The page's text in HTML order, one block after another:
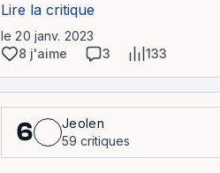
Lire la critique
le 20 janv. 2023
8 j'aime
3 133
6
Jeolen
59 critiques